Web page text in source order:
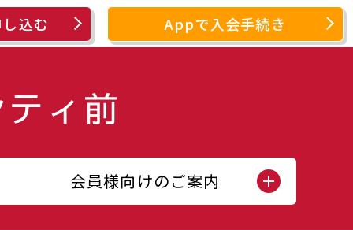
込む Appで入会手続き
会員様向けのご案内